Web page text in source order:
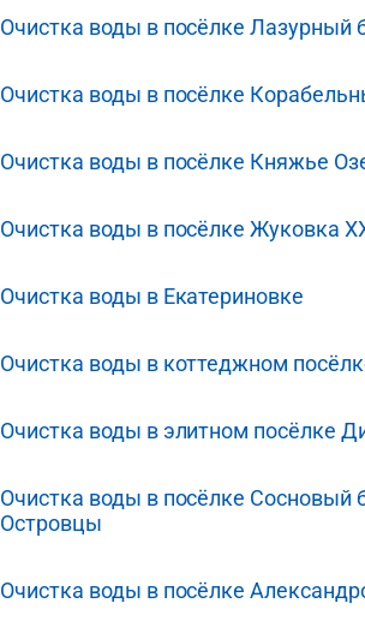
Очистка воды в посёлке Лазурный
Очистка воды в посёлке
Очистка воды в посёлке Княжье
Очистка воды в посёлке Жуковка
Очистка воды в Екатериновке
Очистка воды в коттеджном
Очистка воды в элитном посёлке
Очистка воды в посёлке Сосновый
Островцы
Очистка воды в посёлке